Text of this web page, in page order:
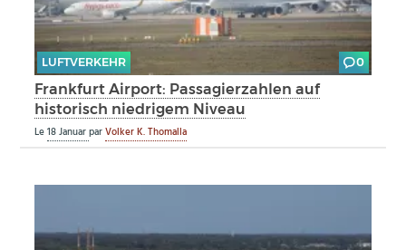
LUFTVERKEHR 0
Frankfurt Airport: Passagierzahlen auf
historisch niedrigem Niveau
Le18 JanuarparVolker K. Thomalla